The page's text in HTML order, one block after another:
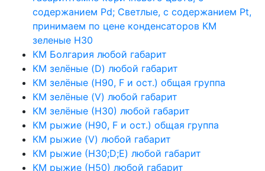
содержанием Pd; Светлые, с содержанием Pt,
принимаем по цене конденсаторов КМ
зеленые Н30
КМ Болгария любой габарит
КМ зелёные (D) любой габарит
КМ зелёные (H90, F и ост.) общая группа
КМ зелёные (V) любой габарит
КМ зелёные (Н30) любой габарит
КМ рыжие (H90, F и ост.) общая группа
КМ рыжие (V) любой габарит
КМ рыжие (Н30;D;E) любой габарит
КМ рыжие (Н50) любой габарит